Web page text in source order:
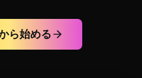
ら始める